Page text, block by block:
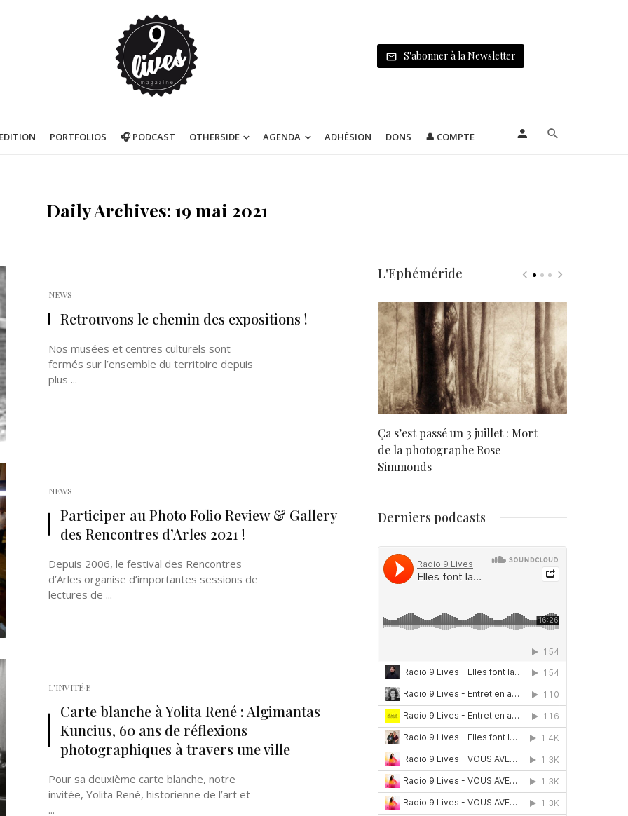
S'abonner à la Newsletter
PORTFOLIOS 🎧 PODCAST OTHERSIDE AGENDA ADHÉSION DONS 👤 COMPTE
Daily Archives: 19 mai 2021
NEWS
Retrouvons le chemin des expositions !
Nos musées et centres culturels sont
fermés sur l’ensemble du territoire depuis
plus ...
NEWS
Participer au Photo Folio Review & Gallery
des Rencontres d’Arles 2021 !
Depuis 2006, le festival des Rencontres
d’Arles organise d’importantes sessions de
lectures de ...
L'INVITÉ·E
Carte blanche à Yolita René : Algimantas
Kuncius, 60 ans de réflexions
photographiques à travers une ville
Pour sa deuxième carte blanche, notre
invitée, Yolita René, historienne de l’art et
...
L'Ephéméride
Né un 2 juillet : André Kertész
Ça s’est passé un 3 juillet : Mort
de la photographe Rose
Simmonds
Derniers podcasts